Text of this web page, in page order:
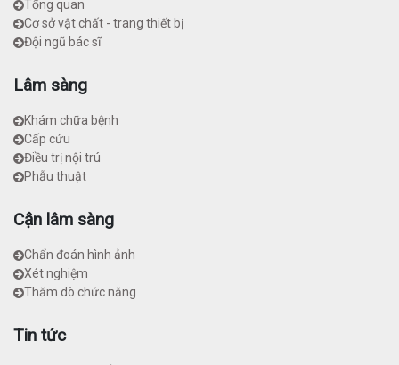
Tổng quan
Cơ sở vật chất - trang thiết bị
Đội ngũ bác sĩ
Lâm sàng
Khám chữa bệnh
Cấp cứu
Điều trị nội trú
Phẫu thuật
Cận lâm sàng
Chẩn đoán hình ảnh
Xét nghiệm
Thăm dò chức năng
Tin tức